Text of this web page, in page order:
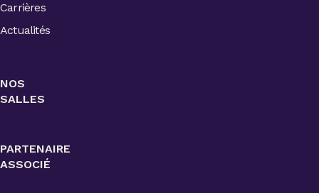
Carrières
Actualités
NOS
SALLES
PARTENAIRE
ASSOCIÉ